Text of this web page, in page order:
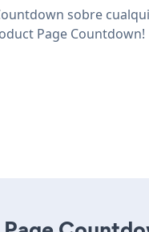
sobre
Page Countdown!